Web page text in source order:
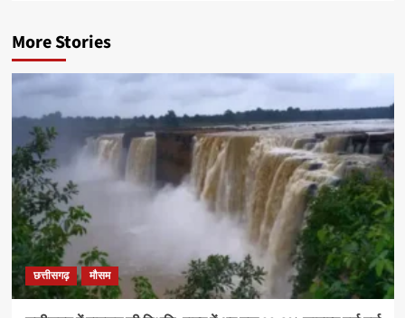
More Stories
छत्तीसगढ़ मौसम